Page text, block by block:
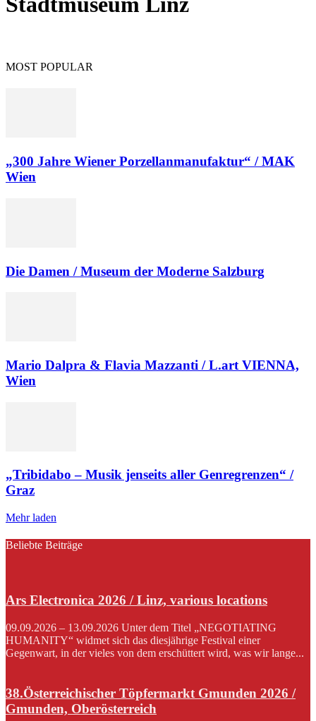
MOST POPULAR
„300 Jahre Wiener Porzellanmanufaktur“ / MAK
Wien
Die Damen / Museum der Moderne Salzburg
Mario Dalpra & Flavia Mazzanti / L.art VIENNA,
Wien
„Tribidabo – Musik jenseits aller Genregrenzen“ /
Graz
Mehr laden
Beliebte Beiträge
Ars Electronica 2026 / Linz, various locations
09.09.2026 – 13.09.2026 Unter dem Titel „NEGOTIATING
HUMANITY“ widmet sich das diesjährige Festival einer
Gegenwart, in der vieles von dem erschüttert wird, was wir lange...
38.Österreichischer Töpfermarkt Gmunden 2026 /
Gmunden, Oberösterreich